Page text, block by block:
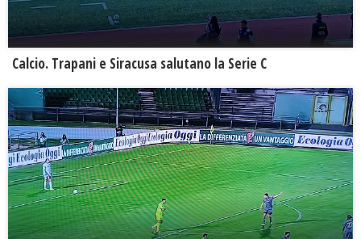
Calcio. Trapani e Siracusa salutano la Serie C